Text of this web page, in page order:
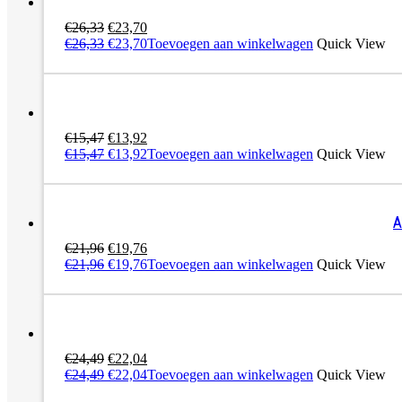
€26,33 Oorspronkelijke
prijs
€26,33.
€23,70Huidige
prijs
€23,70.
€26,33 Oorspronkelijke
was:
€23,70Huidige
is:
Toevoegen aan winkelwagen Quick View
€15,47 Oorspronkelijke
prijs
€15,47.
€13,92
prijs
€13,92.
€15,47 Oorspronkelijke
was:
€13,92Huidige
is:
Toevoegen aan winkelwagen Quick View
€21,96 Oorspronkelijke
prijs
€21,96.
€19,76Huidige
prijs
€19,76.
€21,96 Oorspronkelijke
was:
€19,76Huidige
is:
Toevoegen aan winkelwagen Quick View
€24,49 Oorspronkelijke
prijs
€22,04Huidige
prijs
€24,49 Oorspronkelijke
€22,04Huidige
Toevoegen aan winkelwagen Quick View